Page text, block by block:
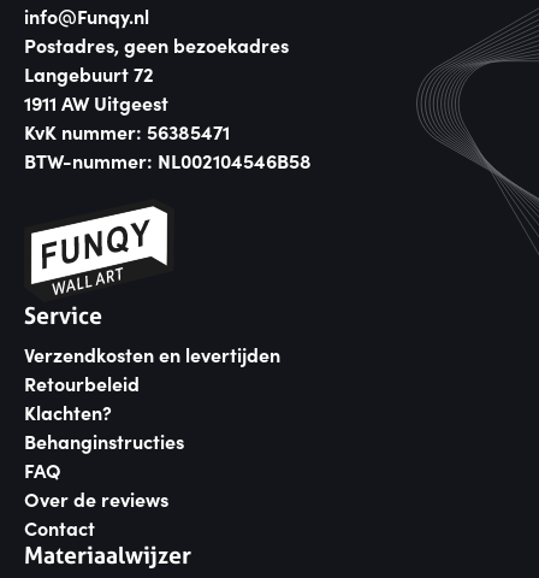
info@Funqy.nl
Postadres, geen bezoekadres
Langebuurt 72
1911 AW Uitgeest
KvK nummer: 56385471
BTW-nummer: NL002104546B58
Service
Verzendkosten en levertijden
Retourbeleid
Klachten?
Behanginstructies
FAQ
Over de reviews
Contact
Materiaalwijzer